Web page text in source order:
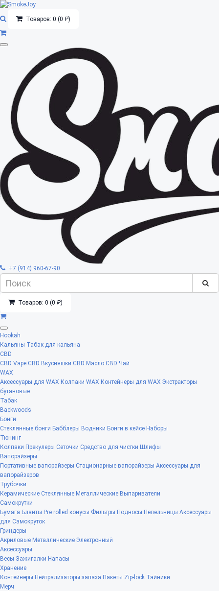
Товаров: 0 (0 ₽)
+7 (914) 960-67-90
Товаров: 0 (0 ₽)
Hookah
Кальяны Табак для кальяна
CBD
CBD Vape CBD Вкусняшки CBD Масло CBD Чай
WAX
Аксессуары для WAX Колпаки WAX Контейнеры для WAX Экстракторы
бутановые
Табак
Backwoods
Бонги
Стеклянные бонги Бабблеры Водники Бонги в кейсе Наборы
Тюнинг
Колпаки Прекулеры Сеточки Средство для чистки Шлифы
Вапорайзеры
Портативные вапорайзеры Стационарные вапорайзеры Аксессуары для
вапорайзеров
Трубочки
Керамические Стеклянные Металлические Выпариватели
Самокрутки
Бумага Бланты Pre rolled конусы Фильтры Подносы Пепельницы Аксессуары
для Самокруток
Гриндеры
Акриловые Металлические Электронный
Аксессуары
Весы Зажигалки Напасы
Хранение
Контейнеры Нейтрализаторы запаха Пакеты Zip-lock Тайники
Мерч